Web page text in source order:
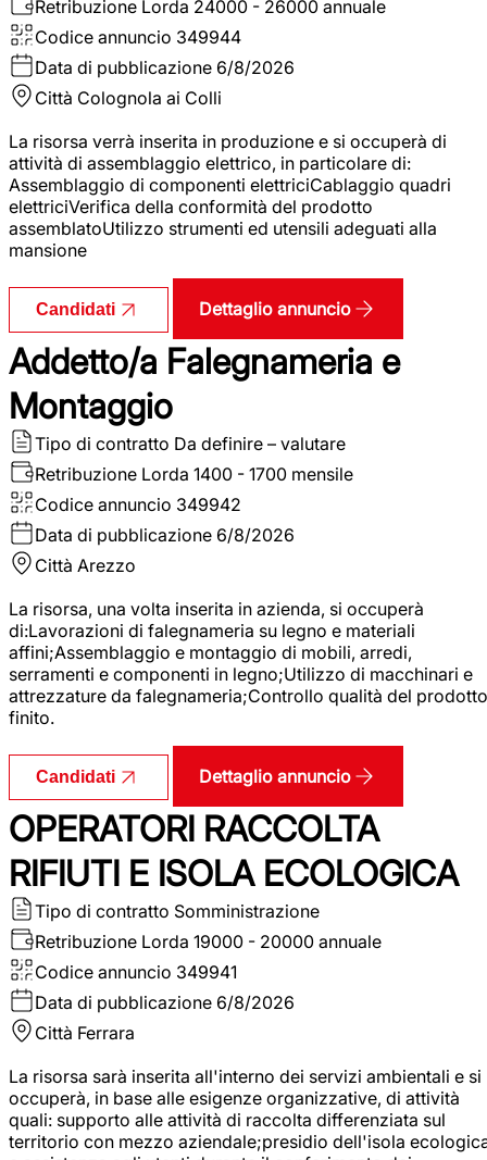
Retribuzione Lorda 24000 - 26000 annuale
Codice annuncio 349944
Data di pubblicazione 6/8/2026
Città Colognola ai Colli
La risorsa verrà inserita in produzione e si occuperà di
attività di assemblaggio elettrico, in particolare di:
Assemblaggio di componenti elettriciCablaggio quadri
elettriciVerifica della conformità del prodotto
assemblatoUtilizzo strumenti ed utensili adeguati alla
mansione
Candidati Dettaglio annuncio
Addetto/a Falegnameria e
Montaggio
Tipo di contratto Da definire – valutare
Retribuzione Lorda 1400 - 1700 mensile
Codice annuncio 349942
Data di pubblicazione 6/8/2026
Città Arezzo
La risorsa, una volta inserita in azienda, si occuperà
di:Lavorazioni di falegnameria su legno e materiali
affini;Assemblaggio e montaggio di mobili, arredi,
serramenti e componenti in legno;Utilizzo di macchinari e
attrezzature da falegnameria;Controllo qualità del prodotto
finito.
Candidati Dettaglio annuncio
OPERATORI RACCOLTA
RIFIUTI E ISOLA ECOLOGICA
Tipo di contratto Somministrazione
Retribuzione Lorda 19000 - 20000 annuale
Codice annuncio 349941
Data di pubblicazione 6/8/2026
Città Ferrara
La risorsa sarà inserita all'interno dei servizi ambientali e si
occuperà, in base alle esigenze organizzative, di attività
quali: supporto alle attività di raccolta differenziata sul
territorio con mezzo aziendale;presidio dell'isola